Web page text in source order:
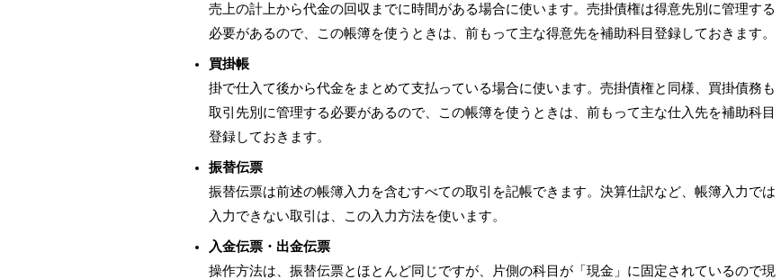
売上の計上から代金の回収までに時間がある場合に使います。売掛債権は得意先別に管理する
必要があるので、この帳簿を使うときは、前もって主な得意先を補助科目登録しておきます。
買掛帳
掛で仕入て後から代金をまとめて支払っている場合に使います。売掛債権と同様、買掛債務も
取引先別に管理する必要があるので、この帳簿を使うときは、前もって主な仕入先を補助科目
登録しておきます。
振替伝票
振替伝票は前述の帳簿入力を含むすべての取引を記帳できます。決算仕訳など、帳簿入力では
入力できない取引は、この入力方法を使います。
入金伝票・出金伝票
操作方法は、振替伝票とほとんど同じですが、片側の科目が「現金」に固定されているので現